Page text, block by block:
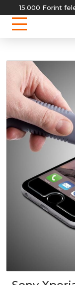
15.000 Forint felett